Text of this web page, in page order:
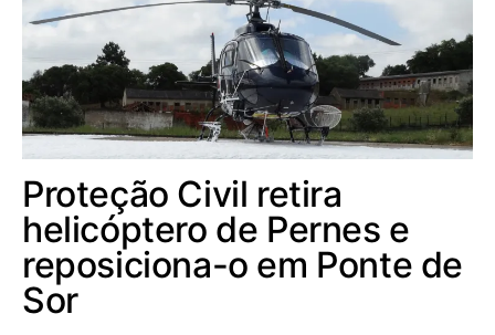
Proteção Civil retira
helicóptero de Pernes e
reposiciona-o em Ponte de
Sor